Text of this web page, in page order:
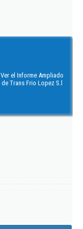
Ver el Informe Ampliado
de Trans Frio Lopez S.l